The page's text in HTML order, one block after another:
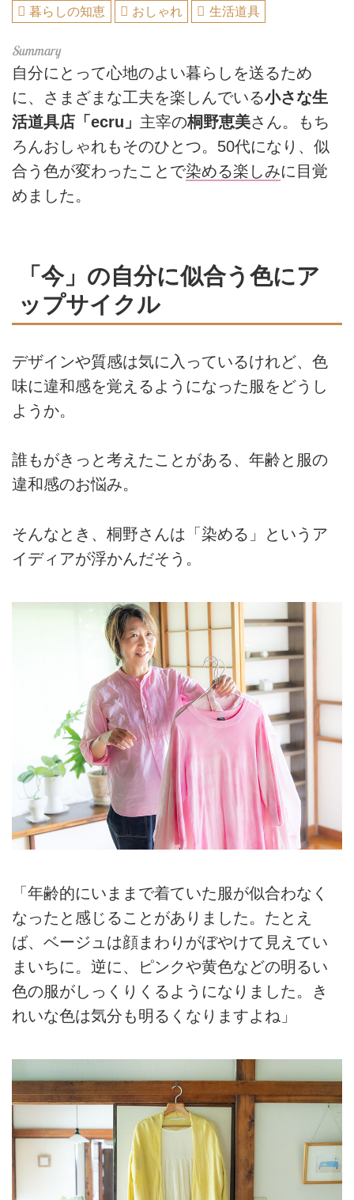
暮らしの知恵 おしゃれ 生活道具
自分にとって心地のよい暮らしを送るため
に、さまざまな工夫を楽しんでいる小さな生
活道具店「ecru」 主宰の桐野恵美さん。もち
ろんおしゃれもそのひとつ。50代になり、似
合う色が変わったことで染める楽しみに目覚
めました。
「今」の自分に似合う色にア
ップサイクル
デザインや質感は気に入っているけれど、色
味に違和感を覚えるようになった服をどうし
ようか。
誰もがきっと考えたことがある、年齢と服の
違和感のお悩み。
そんなとき、桐野さんは「染める」というア
イディアが浮かんだそう。
「年齢的にいままで着ていた服が似合わなく
なったと感じることがありました。たとえ
ば、ベージュは顔まわりがぼやけて見えてい
まいちに。逆に、ピンクや黄色などの明るい
色の服がしっくりくるようになりました。き
れいな色は気分も明るくなりますよね」